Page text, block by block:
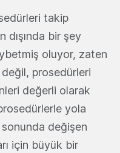
takip
dışında bir şey
oluyor, zaten
prosedürleri
değerli olarak
yola
değişen
için büyük bir